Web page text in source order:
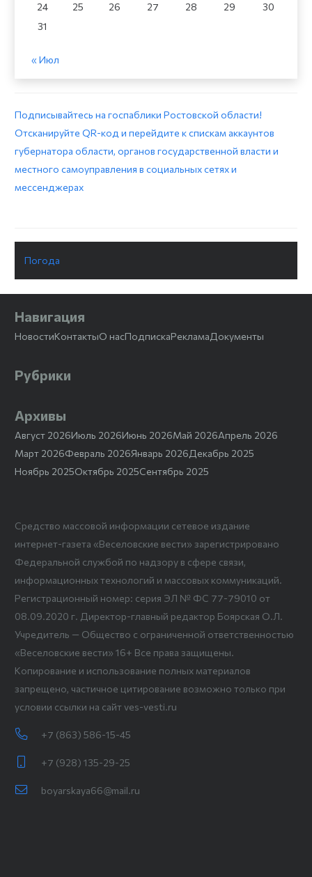
24
25 26 27 28 29
30
31
« Июл
Подписывайтесь на госпаблики Ростовской области!
Отсканируйте QR-код и перейдите к спискам аккаунтов
губернатора области, органов государственной власти и
местного самоуправления в социальных сетях и
мессенджерах
Погода
Навигация
НовостиКонтактыО насПодпискаРекламаДокументы
Рубрики
Архивы
Август 2026Июль 2026Июнь 2026Май 2026Апрель 2026
Март 2026Февраль 2026Январь 2026Декабрь 2025
Ноябрь 2025Октябрь 2025Сентябрь 2025
Средство массовой информации сетевое издание
интернет-газета «Веселовские вести» зарегистрировано
Федеральной службой по надзору в сфере связи,
информационных технологий и массовых коммуникаций.
Регистрационный номер: серия ЭЛ № ФС 77-79010 от
08.09.2020 г. Директор-главный редактор Боярская О.Л.
Учредитель — Общество с ограниченной ответственностью
«Веселовские вести» 16+ Все права защищены.
Копирование и использование полных материалов
запрещено, частичное цитирование возможно только при
условии ссылки на сайт ves-vesti.ru
+7 (863) 586-15-45
+7 (928) 135-29-25
boyarskaya66@mail.ru